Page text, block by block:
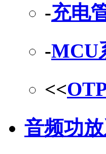
-充电
-MCU
<<
音频功放